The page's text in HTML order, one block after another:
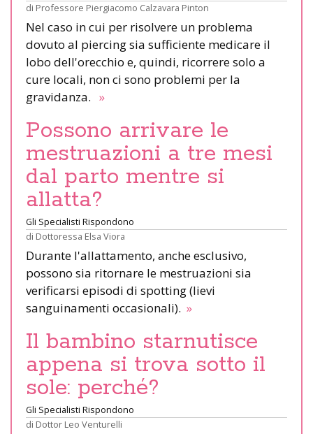
di Professore Piergiacomo Calzavara Pinton
Nel caso in cui per risolvere un problema
dovuto al piercing sia sufficiente medicare il
lobo dell'orecchio e, quindi, ricorrere solo a
cure locali, non ci sono problemi per la
gravidanza. »
Possono arrivare le
mestruazioni a tre mesi
dal parto mentre si
allatta?
Gli Specialisti Rispondono
di Dottoressa Elsa Viora
Durante l'allattamento, anche esclusivo,
possono sia ritornare le mestruazioni sia
verificarsi episodi di spotting (lievi
sanguinamenti occasionali). »
Il bambino starnutisce
appena si trova sotto il
sole: perché?
Gli Specialisti Rispondono
di Dottor Leo Venturelli